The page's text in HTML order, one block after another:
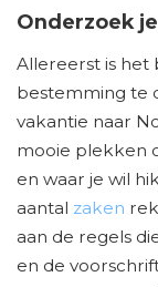
Onderzoek
Allereerst is het
bestemming te
vakantie naar
mooie plekken
en waar je wil
aantal zaken
aan de regels
en de